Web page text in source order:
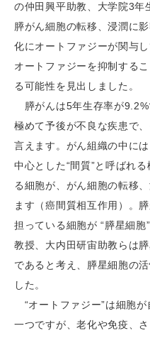
の仲田興平助教、大学院3年
膵がん細胞の転移、浸潤に
化にオートファジーが関与
オートファジーを抑制する
る可能性を見出しました。
膵がんは5年生存率が9.2%
極めて予後が不良な疾患で
言えます。がん組織の中に
中心とした“間質”と呼ばれ
る細胞が、がん細胞の転移
ます（癌間質相互作用）。
担っている細胞が “膵星細
教授、大内田研宙助教らは
であると考え、膵星細胞の
した。
“オートファジー”は細胞
一つですが、老化や免疫、